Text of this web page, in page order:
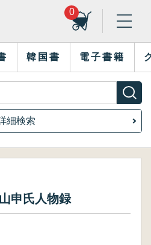
0
韓国書 電子書籍
細検索
申氏人物録